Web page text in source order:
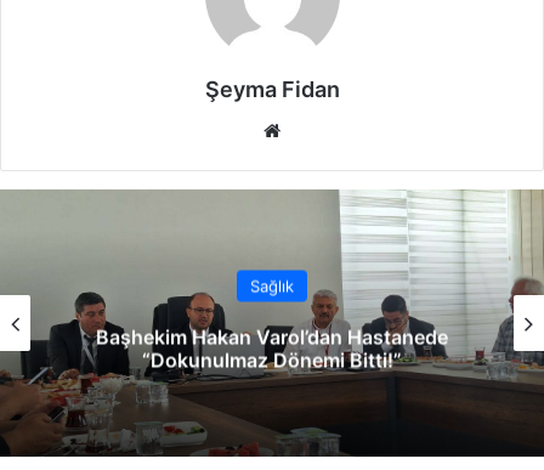
Şeyma Fidan
sit
Sağlık
Başhekim Hakan Varol’dan Hastanede
“Dokunulmaz Dönemi Bitti!”